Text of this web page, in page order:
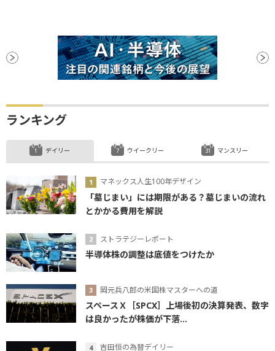
ランキング
デイリー
マネックス人生100年デザイン
「墓じまい」には期限がある？墓じまいの流れ
とかかる費用を解説
ストラテジーレポート
半導体株の調整は底値をつけたか
岡元兵八郎の米国株マスターへの道
スペースＸ［SPCX］上場後初の決算発表、数字
は良かったが株価が下落...
吉田恒の為替デイリー
ウイークリー マンスリー